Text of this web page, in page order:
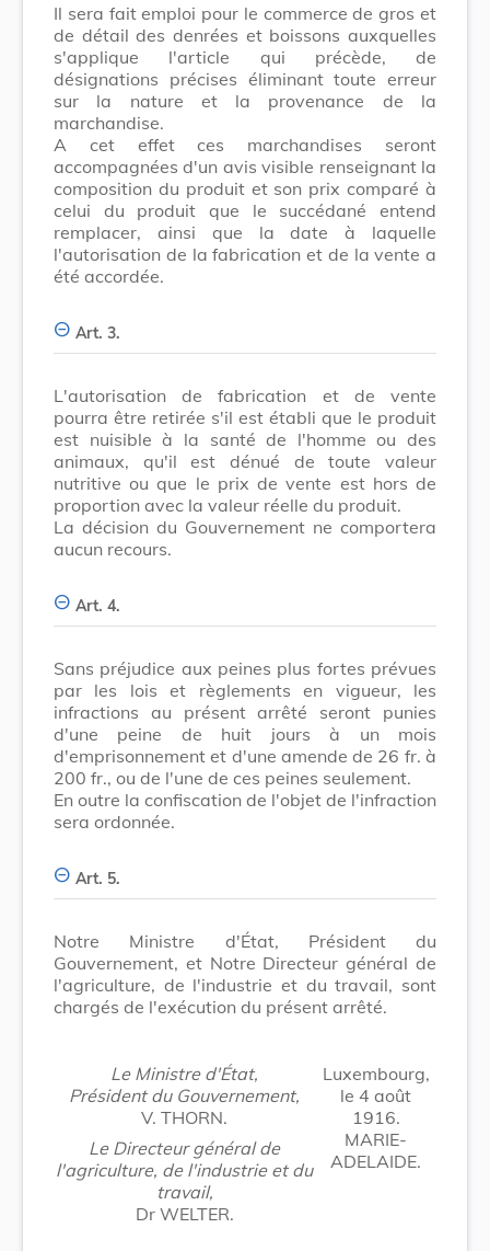
Il sera fait emploi pour le commerce de gros et
de détail des denrées et boissons auxquelles
s'applique l'article qui précède, de
désignations précises éliminant toute erreur
sur la nature et la provenance de la
marchandise.
A cet effet ces marchandises seront
accompagnées d'un avis visible renseignant la
composition du produit et son prix comparé à
celui du produit que le succédané entend
remplacer, ainsi que la date à laquelle
l'autorisation de la fabrication et de la vente a
été accordée.
Art. 3.
L'autorisation de fabrication et de vente
pourra être retirée s'il est établi que le produit
est nuisible à la santé de l'homme ou des
animaux, qu'il est dénué de toute valeur
nutritive ou que le prix de vente est hors de
proportion avec la valeur réelle du produit.
La décision du Gouvernement ne comportera
aucun recours.
Art. 4.
Sans préjudice aux peines plus fortes prévues
par les lois et règlements en vigueur, les
infractions au présent arrêté seront punies
d'une peine de huit jours à un mois
d'emprisonnement et d'une amende de 26 fr. à
200 fr., ou de l'une de ces peines seulement.
En outre la confiscation de l'objet de l'infraction
sera ordonnée.
Art. 5.
Notre Ministre d'État, Président du
Gouvernement, et Notre Directeur général de
l'agriculture, de l'industrie et du travail, sont
chargés de l'exécution du présent arrêté.
Le Ministre d'État,
Président du Gouvernement,
V. THORN.
Le Directeur général de
l'agriculture, de l'industrie et du
travail,
Dr WELTER.
Luxembourg,
le 4 août
1916.
MARIE-
ADELAIDE.